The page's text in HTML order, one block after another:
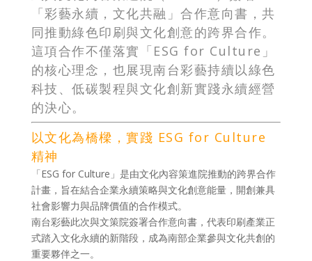
「彩藝永續，文化共融」合作意向書，共
同推動綠色印刷與文化創意的跨界合作。
這項合作不僅落實「ESG for Culture」
的核心理念，也展現南台彩藝持續以綠色
科技、低碳製程與文化創新實踐永續經營
的決心。
以文化為橋樑，實踐 ESG for Culture
精神
「ESG for Culture」是由文化內容策進院推動的跨界合作
計畫，旨在結合企業永續策略與文化創意能量，開創兼具
社會影響力與品牌價值的合作模式。
南台彩藝此次與文策院簽署合作意向書，代表印刷產業正
式踏入文化永續的新階段，成為南部企業參與文化共創的
重要夥伴之一。